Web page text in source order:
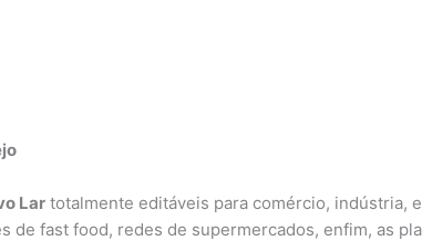
Lar totalmente editáveis para comércio, indústria,
de fast food, redes de supermercados, enfim, as